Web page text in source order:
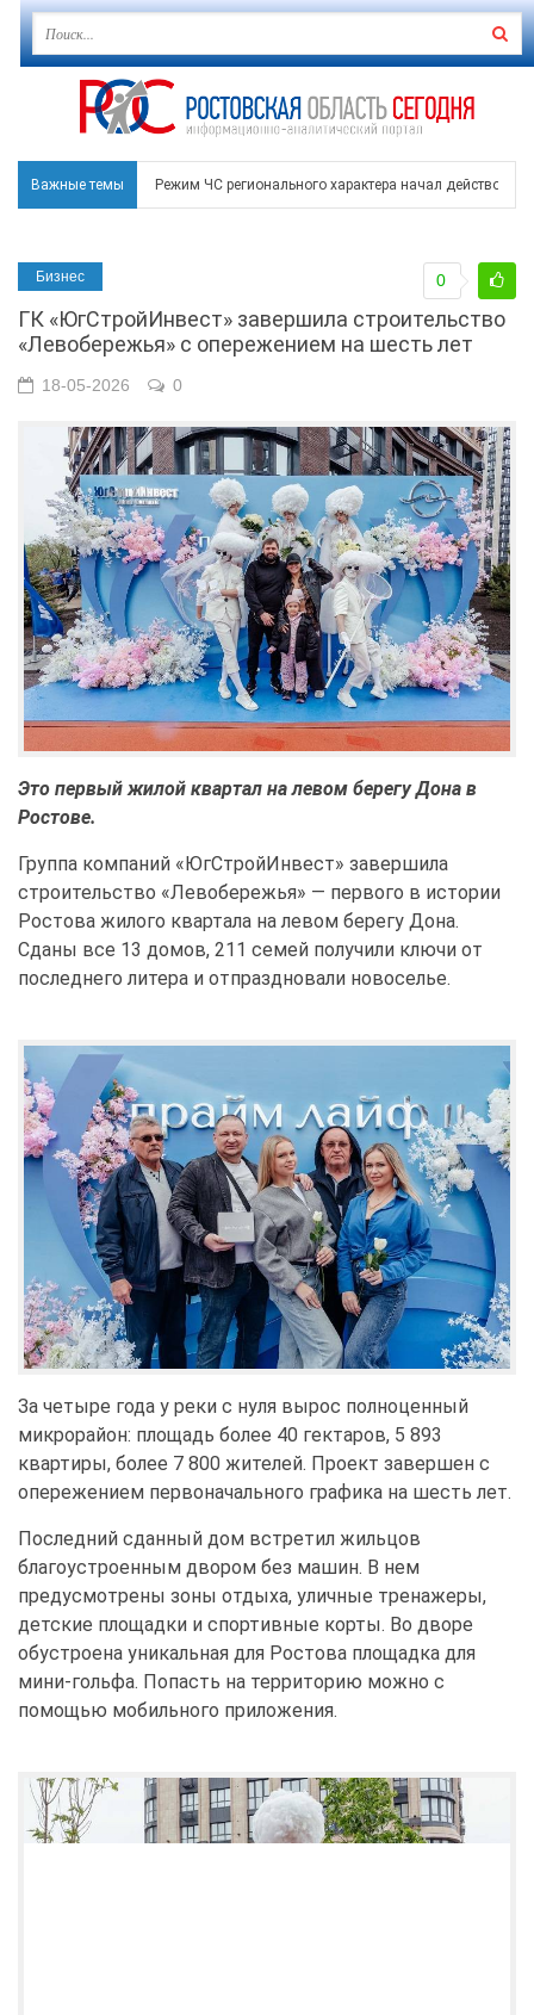
Важные темы Режим ЧС регионального характера начал
В Ростове задержан подозреваемый в ночном
Среди детей, ставших жертвами вражеской атаки в
Около 150 беспилотников прошедшей ночью
Бизнес
ГК «ЮгСтройИнвест» завершила строительство
«Левобережья» с опережением на шесть лет
0
18-05-2026 0
Это первый жилой квартал на левом берегу Дона в
Ростове.
Группа компаний «ЮгСтройИнвест» завершила
строительство «Левобережья» — первого в истории
Ростова жилого квартала на левом берегу Дона.
Сданы все 13 домов, 211 семей получили ключи от
последнего литера и отпраздновали новоселье.
За четыре года у реки с нуля вырос полноценный
микрорайон: площадь более 40 гектаров, 5 893
квартиры, более 7 800 жителей. Проект завершен с
опережением первоначального графика на шесть лет.
Последний сданный дом встретил жильцов
благоустроенным двором без машин. В нем
предусмотрены зоны отдыха, уличные тренажеры,
детские площадки и спортивные корты. Во дворе
обустроена уникальная для Ростова площадка для
мини-гольфа. Попасть на территорию можно с
помощью мобильного приложения.